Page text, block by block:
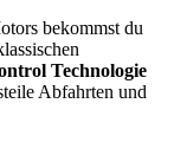
bekommst du
Technologie
Abfahrten und